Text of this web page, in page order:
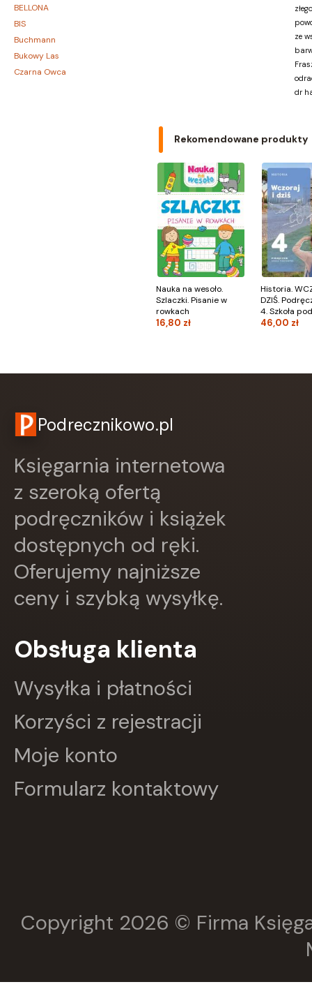
BELLONA
BIS
Buchmann
Bukowy Las
Czarna Owca
Greg
HARMONIA
Insignis
Jaguar
JEDNOŚĆ
karakter
KLUSZCZYŃSKI
KOS
Kram
KSIĄŻNICA
LEKTORKLETT
LITERATURA
LIWONA
Love Books
Luna
MACMILLAN
MAG
Martel
Nowa Baśń
ze
dr
Rekomendowane produkty
Nauka na wesoło.
Szlaczki. Pisanie w
rowkach
16,80 zł
Historia.
DZIŚ.
4. Szkoła
46,00 zł
Podrecznikowo.pl
Księgarnia internetowa
z szeroką ofertą
podręczników i książek
dostępnych od ręki.
Oferujemy najniższe
ceny i szybką wysyłkę.
Obsługa klienta
Wysyłka i płatności
Korzyści z rejestracji
Moje konto
Formularz kontaktowy
Copyright 2026 © Firma